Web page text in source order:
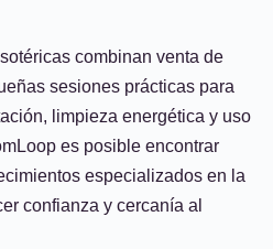
combinan venta de
sesiones prácticas para
limpieza energética y uso
es posible encontrar
especializados en la
confianza y cercanía al